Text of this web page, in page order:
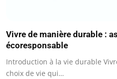
Vivre de manière durable :
écoresponsable
Introduction à la vie durable
choix de vie qui…